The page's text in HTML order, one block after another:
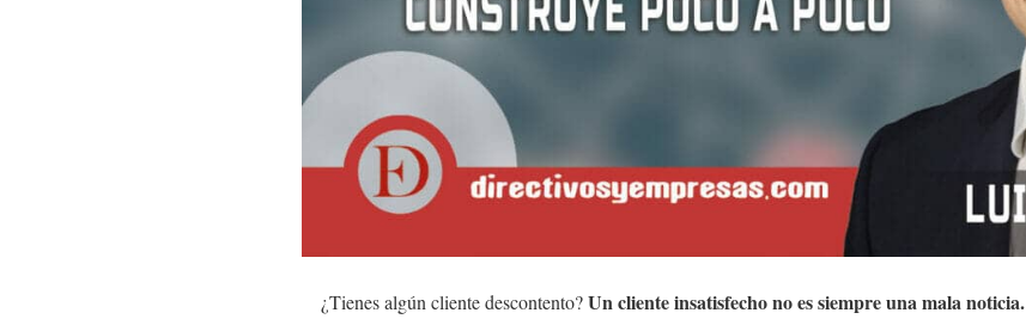
¿Tienes algún cliente descontento?Un cliente insatisfecho no es siempre una mala noticia.